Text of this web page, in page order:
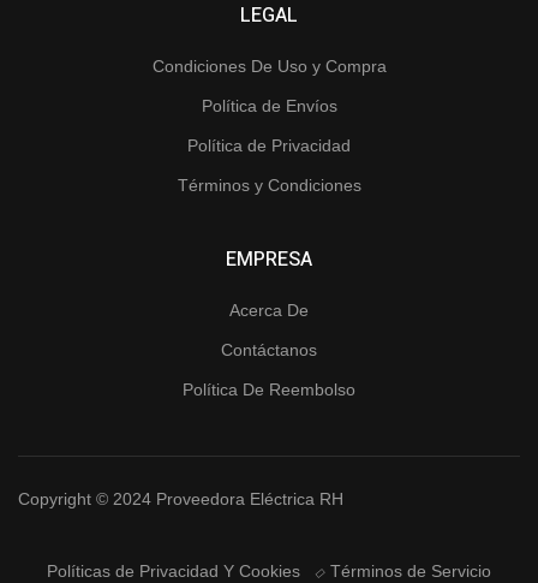
LEGAL
Condiciones De Uso y Compra
Política de Envíos
Política de Privacidad
Términos y Condiciones
EMPRESA
Acerca De
Contáctanos
Política De Reembolso
Copyright © 2024 Proveedora Eléctrica RH
Políticas de Privacidad Y Cookies Términos de Servicio